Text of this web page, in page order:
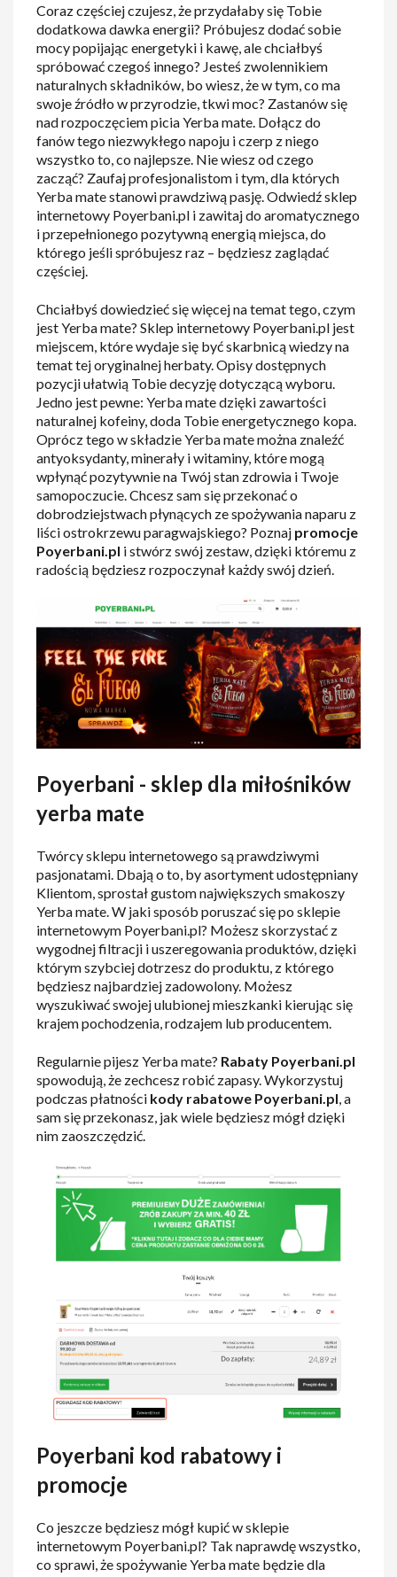
Coraz częściej czujesz, że przydałaby się Tobie
dodatkowa dawka energii? Próbujesz dodać sobie
mocy popijając energetyki i kawę, ale chciałbyś
spróbować czegoś innego? Jesteś zwolennikiem
naturalnych składników, bo wiesz, że w tym, co ma
swoje źródło w przyrodzie, tkwi moc? Zastanów się
nad rozpoczęciem picia Yerba mate. Dołącz do
fanów tego niezwykłego napoju i czerp z niego
wszystko to, co najlepsze. Nie wiesz od czego
zacząć? Zaufaj profesjonalistom i tym, dla których
Yerba mate stanowi prawdziwą pasję. Odwiedź sklep
internetowy Poyerbani.pl i zawitaj do aromatycznego
i przepełnionego pozytywną energią miejsca, do
którego jeśli spróbujesz raz – będziesz zaglądać
częściej.
Chciałbyś dowiedzieć się więcej na temat tego, czym
jest Yerba mate? Sklep internetowy Poyerbani.pl jest
miejscem, które wydaje się być skarbnicą wiedzy na
temat tej oryginalnej herbaty. Opisy dostępnych
pozycji ułatwią Tobie decyzję dotyczącą wyboru.
Jedno jest pewne: Yerba mate dzięki zawartości
naturalnej kofeiny, doda Tobie energetycznego kopa.
Oprócz tego w składzie Yerba mate można znaleźć
antyoksydanty, minerały i witaminy, które mogą
wpłynąć pozytywnie na Twój stan zdrowia i Twoje
samopoczucie. Chcesz sam się przekonać o
dobrodziejstwach płynących ze spożywania naparu z
liści ostrokrzewu paragwajskiego? Poznaj promocje
Poyerbani.pl i stwórz swój zestaw, dzięki któremu z
radością będziesz rozpoczynał każdy swój dzień.
Poyerbani - sklep dla miłośników
yerba mate
Twórcy sklepu internetowego są prawdziwymi
pasjonatami. Dbają o to, by asortyment udostępniany
Klientom, sprostał gustom największych smakoszy
Yerba mate. W jaki sposób poruszać się po sklepie
internetowym Poyerbani.pl? Możesz skorzystać z
wygodnej filtracji i uszeregowania produktów, dzięki
którym szybciej dotrzesz do produktu, z którego
będziesz najbardziej zadowolony. Możesz
wyszukiwać swojej ulubionej mieszkanki kierując się
krajem pochodzenia, rodzajem lub producentem.
Regularnie pijesz Yerba mate? Rabaty Poyerbani.pl
spowodują, że zechcesz robić zapasy. Wykorzystuj
podczas płatności kody rabatowe Poyerbani.pl , a
sam się przekonasz, jak wiele będziesz mógł dzięki
nim zaoszczędzić.
Poyerbani kod rabatowy i
promocje
Co jeszcze będziesz mógł kupić w sklepie
internetowym Poyerbani.pl? Tak naprawdę wszystko,
co sprawi, że spożywanie Yerba mate będzie dla